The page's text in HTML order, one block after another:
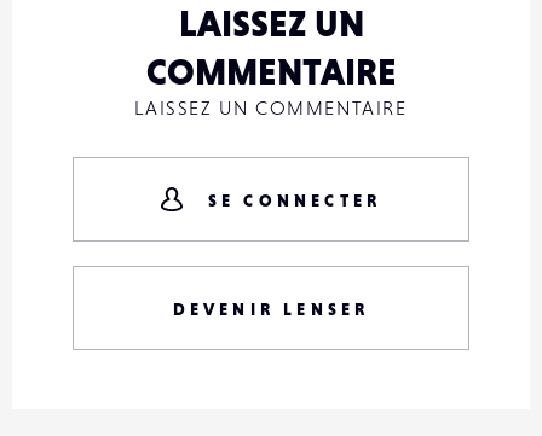
LAISSEZ UN
COMMENTAIRE
LAISSEZ UN COMMENTAIRE
SE CONNECTER
DEVENIR LENSER